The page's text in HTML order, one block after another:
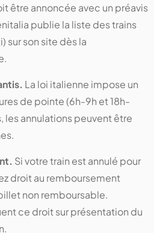
être annoncée avec un préavis
publie la liste des trains
sur son site dès la
La loi italienne impose un
de pointe (6h-9h et 18h-
les annulations peuvent être
Si votre train est annulé pour
droit au remboursement
non remboursable.
ce droit sur présentation du